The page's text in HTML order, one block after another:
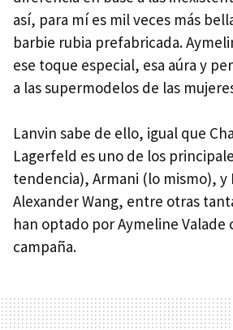
así, para mí es mil veces más
barbie rubia prefabricada.
ese toque especial, esa aúra y
a las supermodelos de las
Lanvin sabe de ello, igual que
Lagerfeld es uno de los
tendencia), Armani (lo mismo), y
Alexander Wang, entre otras
han optado por Aymeline Valade
campaña.